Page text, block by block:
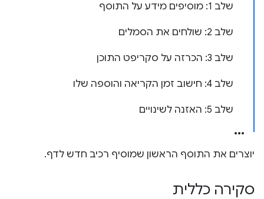
שלב 1: מוסיפים מידע על התוסף
שלב 2: שולחים את הסמלים
שלב 3: הכרזה על סקריפט התוכן
שלב 4: חישוב זמן הקריאה והוספה שלו
שלב 5: האזנה לשינויים
יוצרים את התוסף הראשון שמוסיף רכיב חדש לדף.
סקירה כללית